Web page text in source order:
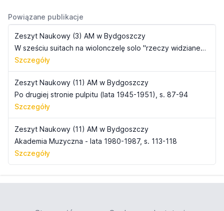
Powiązane publikacje
Zeszyt Naukowy (3) AM w Bydgoszczy
W sześciu suitach na wiolonczelę solo "rzeczy widziane z prawa i z lewa", s. 23-58
Szczegóły
Zeszyt Naukowy (11) AM w Bydgoszczy
Po drugiej stronie pulpitu (lata 1945-1951), s. 87-94
Szczegóły
Zeszyt Naukowy (11) AM w Bydgoszczy
Akademia Muzyczna - lata 1980-1987, s. 113-118
Szczegóły